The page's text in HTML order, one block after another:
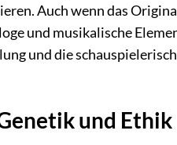
Auch wenn das
und musikalische
und die
und Ethik